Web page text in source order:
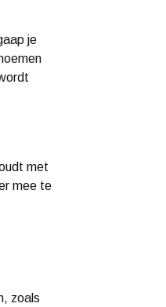
je
met
mee te
zoals